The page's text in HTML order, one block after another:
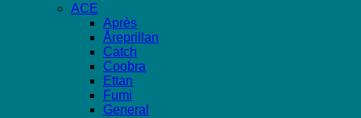
ACE
Après
Åreprillan
Catch
Coobra
Ettan
Fumi
General